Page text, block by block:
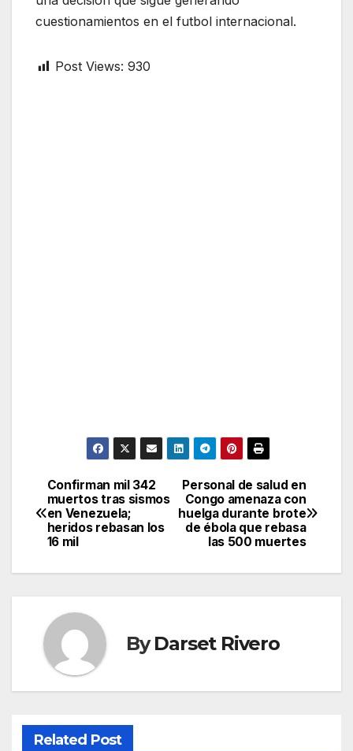
cuestionamientos en el futbol internacional.
Post Views: 930
Post
navigation
Personal de salud en
Congo amenaza con
huelga durante brote
de ébola que rebasa
las 500 muertes
Confirman mil 342
muertos tras sismos
en Venezuela;
heridos rebasan los
16 mil
ByDarset Rivero
Related Post